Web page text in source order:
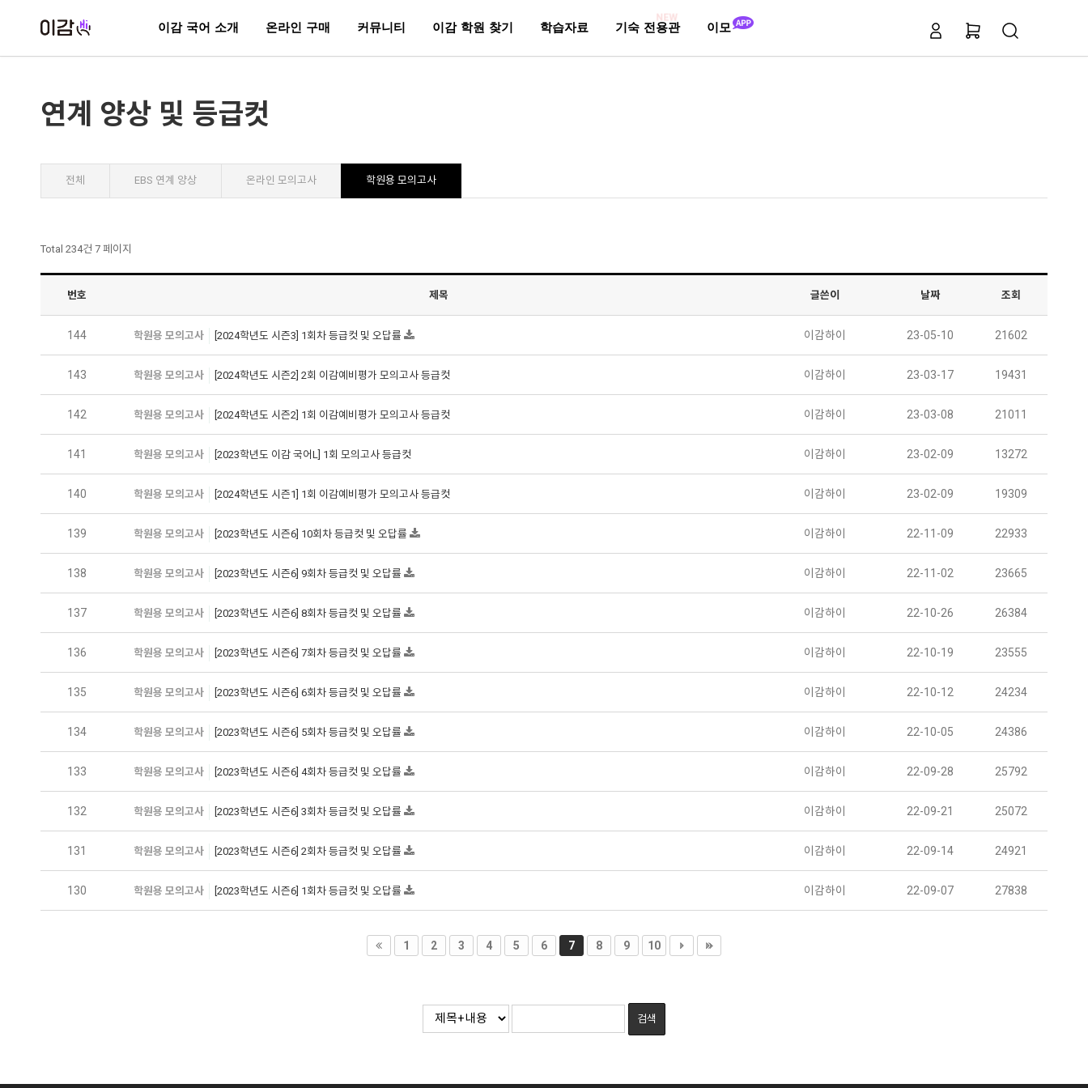
이감 국어 소개 온라인 구매 커뮤니티 이감 학원 찾기 학습자료 기숙 전용관
NEW
이모
연계 양상 및 등급컷
전체 EBS 연계 양상 온라인 모의고사 학원용 모의고사
Total 234건 7 페이지
번호 제목 글쓴이 날짜 조회
144 학원용 모의고사 [2024학년도 시즌3] 1회차 등급컷 및 오답률 이감하이 23-05-10 21602
143 학원용 모의고사 [2024학년도 시즌2] 2회 이감예비평가 모의고사 등급컷 이감하이 23-03-17 19431
142 학원용 모의고사 [2024학년도 시즌2] 1회 이감예비평가 모의고사 등급컷 이감하이 23-03-08 21011
141 학원용 모의고사 [2023학년도 이감 국어L] 1회 모의고사 등급컷 이감하이 23-02-09 13272
140 학원용 모의고사 [2024학년도 시즌1] 1회 이감예비평가 모의고사 등급컷 이감하이 23-02-09 19309
139 학원용 모의고사 [2023학년도 시즌6] 10회차 등급컷 및 오답률 이감하이 22-11-09 22933
138 학원용 모의고사 [2023학년도 시즌6] 9회차 등급컷 및 오답률 이감하이 22-11-02 23665
137 학원용 모의고사 [2023학년도 시즌6] 8회차 등급컷 및 오답률 이감하이 22-10-26 26384
136 학원용 모의고사 [2023학년도 시즌6] 7회차 등급컷 및 오답률 이감하이 22-10-19 23555
135 학원용 모의고사 [2023학년도 시즌6] 6회차 등급컷 및 오답률 이감하이 22-10-12 24234
134 학원용 모의고사 [2023학년도 시즌6] 5회차 등급컷 및 오답률 이감하이 22-10-05 24386
133 학원용 모의고사 [2023학년도 시즌6] 4회차 등급컷 및 오답률 이감하이 22-09-28 25792
132 학원용 모의고사 [2023학년도 시즌6] 3회차 등급컷 및 오답률 이감하이 22-09-21 25072
131 학원용 모의고사 [2023학년도 시즌6] 2회차 등급컷 및 오답률 이감하이 22-09-14 24921
130 학원용 모의고사 [2023학년도 시즌6] 1회차 등급컷 및 오답률 이감하이 22-09-07 27838
1 2 3 4 5 6 7 8 9 10